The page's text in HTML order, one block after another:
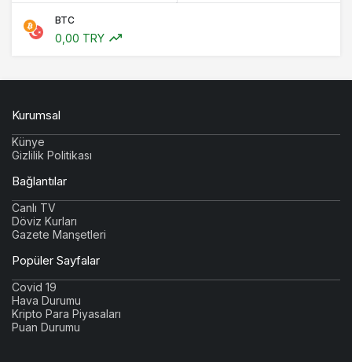
BTC
0,00 TRY
Kurumsal
Künye
Gizlilik Politikası
Bağlantılar
Canlı TV
Döviz Kurları
Gazete Manşetleri
Popüler Sayfalar
Covid 19
Hava Durumu
Kripto Para Piyasaları
Puan Durumu